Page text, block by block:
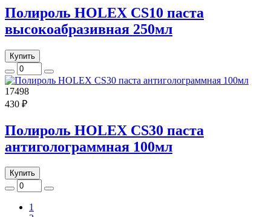
Полироль HOLEX CS10 паста
высокоабразивная 250мл
Купить
17498
430 ₽
Полироль HOLEX CS30 паста
антиголограммная 100мл
Купить
1